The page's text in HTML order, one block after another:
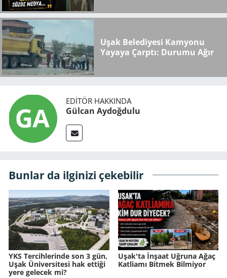
Medya..."
Uşak Belediyesi Kamyonu
Yayaya Çarptı: Durumu Ağır
EDITÖR HAKKINDA
Gülcan Aydoğdulu
Bunlar da ilginizi çekebilir
YKS Tercihlerinde son 3 gün,
Uşak Üniversitesi hak ettiği
yere gelecek mi?
Uşak'ta İnşaat Uğruna Ağaç
Katliamı Bitmek Bilmiyor